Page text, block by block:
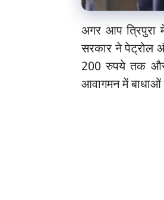
अगर आप त्रिपुरा
सरकार ने पेट्रोल
200 रुपये तक और
आवागमन में बाधाओं